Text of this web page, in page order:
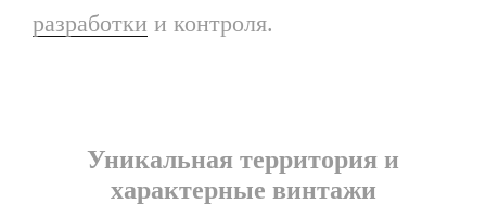
разработки и контроля.
Уникальная территория и
характерные винтажи